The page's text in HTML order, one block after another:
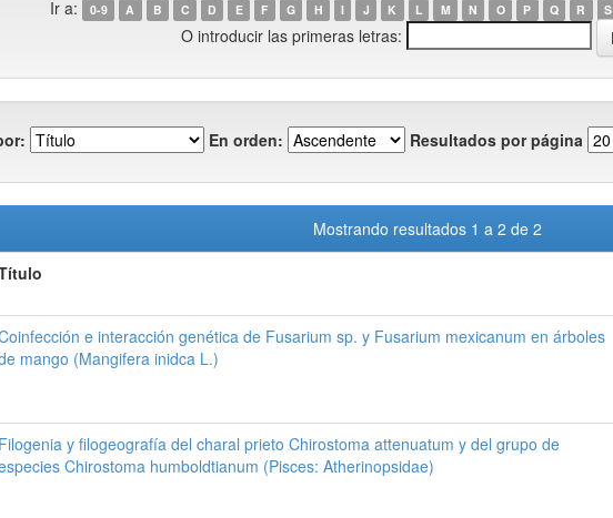
Ir a: 0-9 A B C D E F G H I J K L M N O P Q R S
O introducir las primeras letras:
En orden: Resultados por página
Mostrando resultados 1 a 2 de 2
e interacción genética de Fusarium sp. y Fusarium mexicanum en árboles
mango (Mangifera inidca L.)
Filogenia y filogeografía del charal prieto Chirostoma attenuatum y del grupo de
Chirostoma humboldtianum (Pisces: Atherinopsidae)